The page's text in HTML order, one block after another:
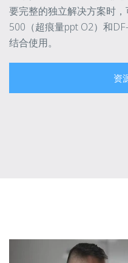
要完整的独立解决方案时
500（超痕量ppt O2）和
结合使用。
资